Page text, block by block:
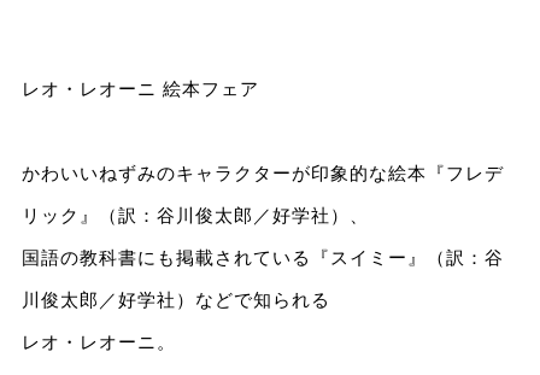
レオ・レオーニ 絵本フェア
かわいいねずみのキャラクターが印象的な絵本『フレデ
リック』（訳：谷川俊太郎／好学社）、
国語の教科書にも掲載されている『スイミー』（訳：谷
川俊太郎／好学社）などで知られる
レオ・レオーニ。